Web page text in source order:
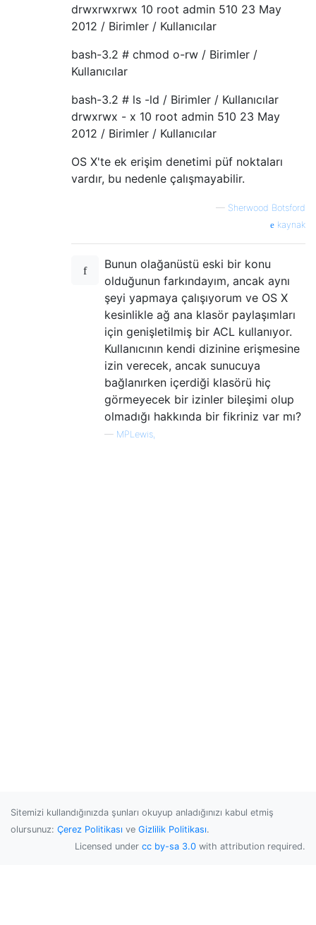
drwxrwxrwx 10 root admin 510 23 May
2012 / Birimler / Kullanıcılar
bash-3.2 # chmod o-rw / Birimler /
Kullanıcılar
bash-3.2 # ls -ld / Birimler / Kullanıcılar
drwxrwx - x 10 root admin 510 23 May
2012 / Birimler / Kullanıcılar
OS X'te ek erişim denetimi püf noktaları
vardır, bu nedenle çalışmayabilir.
— Sherwood Botsford
kaynak
Bunun olağanüstü eski bir konu
olduğunun farkındayım, ancak aynı
şeyi yapmaya çalışıyorum ve OS X
kesinlikle ağ ana klasör paylaşımları
için genişletilmiş bir ACL kullanıyor.
Kullanıcının kendi dizinine erişmesine
izin verecek, ancak sunucuya
bağlanırken içerdiği klasörü hiç
görmeyecek bir izinler bileşimi olup
olmadığı hakkında bir fikriniz var mı?
— MPLewis,
Sitemizi kullandığınızda şunları okuyup anladığınızı kabul etmiş
olursunuz: Çerez Politikası ve Gizlilik Politikası.
Licensed under cc by-sa 3.0 with attribution required.